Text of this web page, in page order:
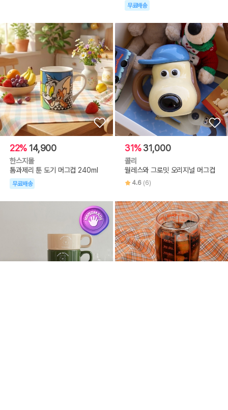
무료배송
22% 14,900
한스지몰
톰과제리 툰 도기 머그컵 240ml
무료배송
31%31,000
콜리
월레스와 그로밋 오리지널 머그컵
4.6 (6)